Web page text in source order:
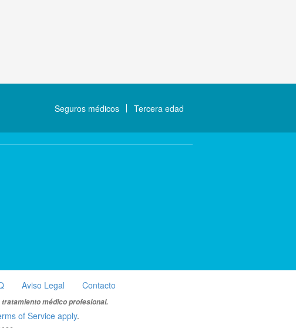
Seguros médicos Tercera edad
Aviso Legal Contacto
médico profesional.
of Service apply.